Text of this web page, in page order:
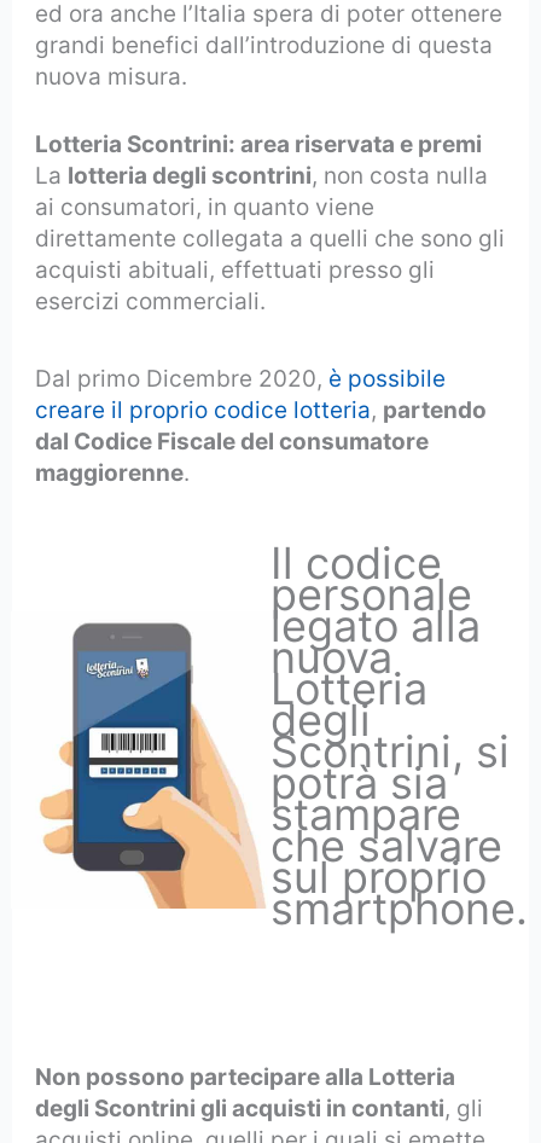
ed ora anche l’Italia spera di poter ottenere
grandi benefici dall’introduzione di questa
nuova misura.
Lotteria Scontrini: area riservata e premi
La lotteria degli scontrini, non costa nulla
ai consumatori, in quanto viene
direttamente collegata a quelli che sono gli
acquisti abituali, effettuati presso gli
esercizi commerciali.
Dal primo Dicembre 2020, è possibile
creare il proprio codice lotteria, partendo
dal Codice Fiscale del consumatore
maggiorenne.
Il codice
personale
legato alla
nuova
Lotteria
degli
Scontrini, si
potrà sia
stampare
che salvare
sul proprio
smartphone.
Non possono partecipare alla Lotteria
degli Scontrini gli acquisti in contanti, gli